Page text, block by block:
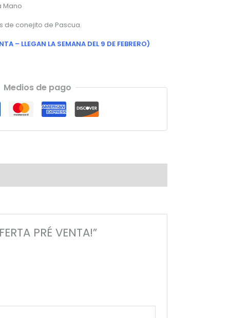
Mano
de conejito de Pascua.
– LLEGAN LA SEMANA DEL 9 DE FEBRERO)
Medios de pago
PRÉ VENTA!”